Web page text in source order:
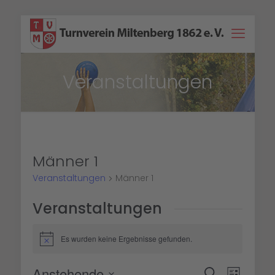
Veranstaltungen
Männer 1
Veranstaltungen Männer 1
Veranstaltungen
HinweisEs wurden keine Ergebnisse gefunden.